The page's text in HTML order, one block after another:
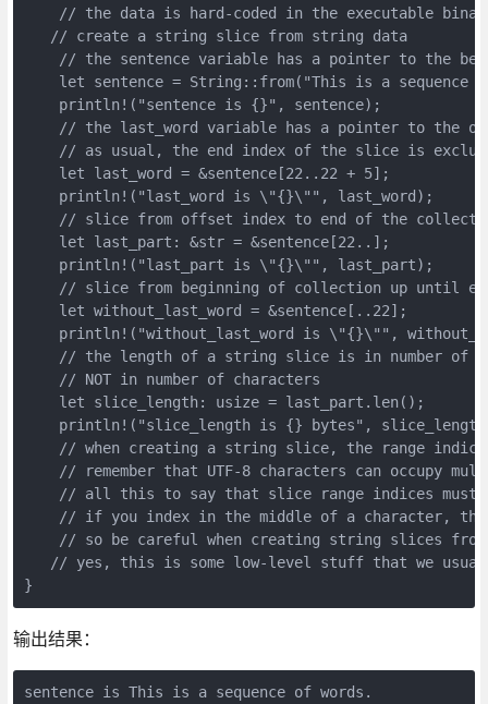
// the data is hard-coded in the executable
   // create a string slice from string data
// the sentence variable has a pointer to the
let sentence = String::from("This is a sequence
    println!("sentence is {}", sentence);
// the last_word variable has a pointer to the
// as usual, the end index of the slice is
let last_word = &sentence[22..22 + 5];
    println!("last_word is \"{}\"", last_word);
// slice from offset index to end of the
    let last_part: &str = &sentence[22..];
    println!("last_part is \"{}\"", last_part);
// slice from beginning of collection up until
    let without_last_word = &sentence[..22];
println!("without_last_word is \"{}\"",
// the length of a string slice is in number of
    // NOT in number of characters
    let slice_length: usize = last_part.len();
println!("slice_length is {} bytes",
// when creating a string slice, the range
// remember that UTF-8 characters can occupy
// all this to say that slice range indices must
// if you index in the middle of a character,
// so be careful when creating string slices
// yes, this is some low-level stuff that we
输出结果：
sentence is This is a sequence of words.